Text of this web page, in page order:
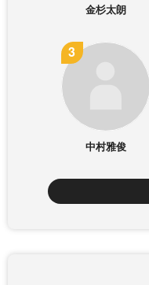
金杉太朗
中村雅俊